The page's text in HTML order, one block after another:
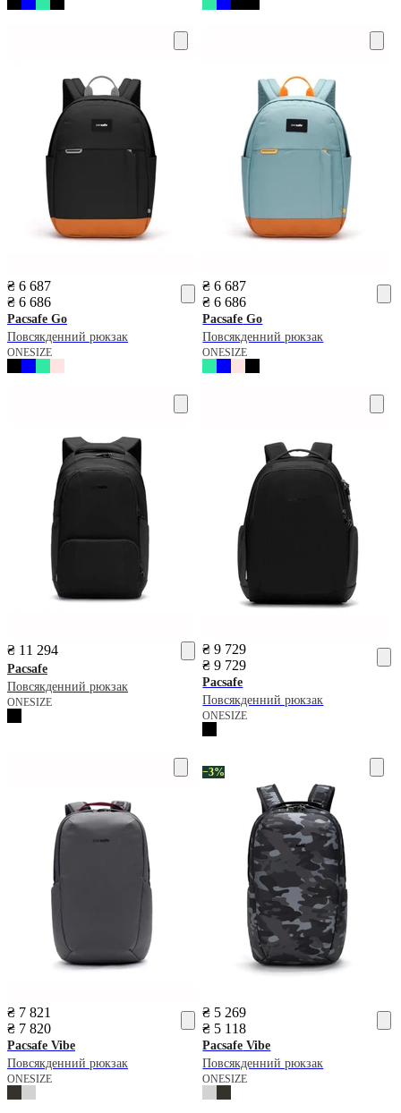
₴ 6 687
₴ 6 686
Pacsafe Go
Повсякденний рюкзак
ONESIZE
₴ 6 687
₴ 6 686
Pacsafe Go
Повсякденний рюкзак
ONESIZE
₴ 11 294
Pacsafe
Повсякденний рюкзак
ONESIZE
₴ 9 729
₴ 9 729
Pacsafe
Повсякденний рюкзак
ONESIZE
₴ 7 821
₴ 7 820
Pacsafe Vibe
Повсякденний рюкзак
ONESIZE
−3%
₴ 5 269
₴ 5 118
Pacsafe Vibe
Повсякденний рюкзак
ONESIZE